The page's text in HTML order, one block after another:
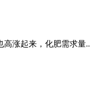
涨起来，化肥需求量